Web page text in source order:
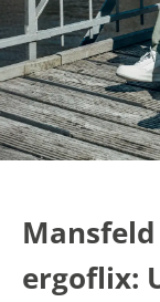
ergoflix: